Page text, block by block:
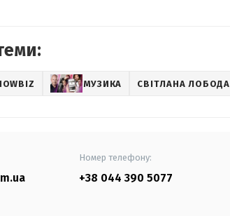
МУЗИКА СВІТЛАНА ЛОБОДА
Номер телефону:
+38 044 390 5077